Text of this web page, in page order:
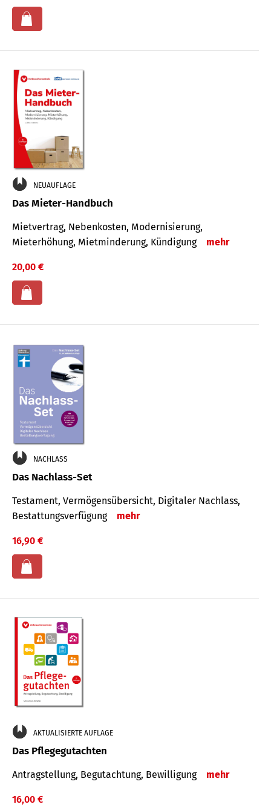
NEUAUFLAGE
Das Mieter-Handbuch
Mietvertrag, Nebenkosten, Modernisierung,
Mieterhöhung, Mietminderung, Kündigung
mehr
20,00 €
NACHLASS
Das Nachlass-Set
Testament, Vermögens­übersicht, Digitaler Nach­lass,
Bestat­tungs­ver­fügung
mehr
16,90 €
AKTUALISIERTE AUFLAGE
Das Pflegegutachten
Antragstellung, Begutachtung, Bewilligung mehr
16,00 €